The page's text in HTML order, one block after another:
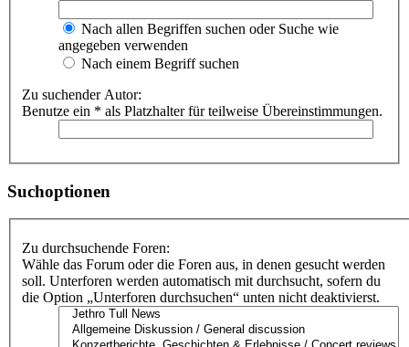
Nach allen Begriffen suchen oder Suche wie
angegeben verwenden
Nach einem Begriff suchen
Zu suchender Autor:
Benutze ein * als Platzhalter für teilweise Übereinstimmungen.
Suchoptionen
Zu durchsuchende Foren:
Wähle das Forum oder die Foren aus, in denen gesucht werden
soll. Unterforen werden automatisch mit durchsucht, sofern du
die Option „Unterforen durchsuchen“ unten nicht deaktivierst.